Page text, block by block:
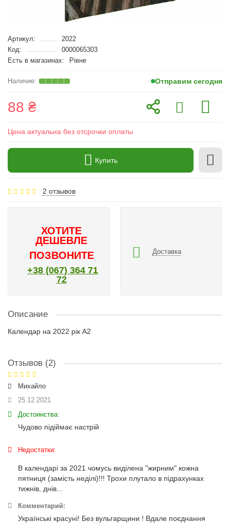
Артикул:
2022
Код:
0000065303
Есть в магазинах:
Рівне
Отправим сегодня
88 ₴
Цена актуальна без отсрочки оплаты
Купить
2 отзывов
ХОТИТЕ
ДЕШЕВЛЕ
ПОЗВОНИТЕ
+38 (067) 364 71
72
Доставка
Описание
Календар на 2022 рік А2
Отзывов (2)
Михайло
25.12.2021
Достоинства:
Чудово підіймає настрій
Недостатки:
В календарі за 2021 чомусь виділена "жирним" кожна
пятниця (замість неділі)!!! Трохи плутало в підрахунках
тижнів, днів...
Комментарий:
Українські красуні! Без вульгарщини ! Вдале поєднання